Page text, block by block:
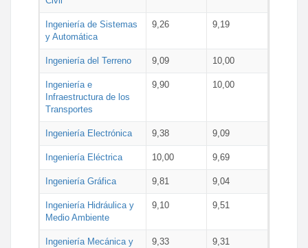
Ingeniería de Sistemas
y Automática
9,26 9,19
Ingeniería del Terreno 9,09 10,00
Ingeniería e
Infraestructura de los
Transportes
9,90 10,00
Ingeniería Electrónica 9,38 9,09
Ingeniería Eléctrica 10,00 9,69
Ingeniería Gráfica 9,81 9,04
Ingeniería Hidráulica y
Medio Ambiente
9,10 9,51
Ingeniería Mecánica y
9,33 9,31